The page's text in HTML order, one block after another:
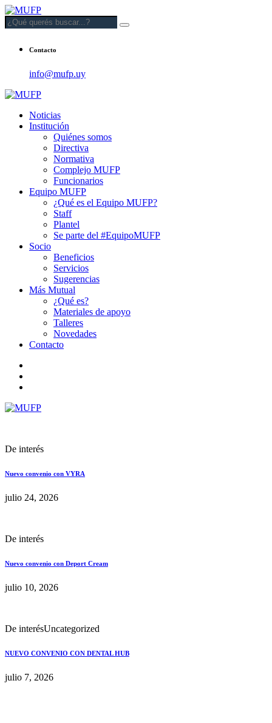
Contacto
info@mufp.uy
Noticias
Institución
Quiénes somos
Directiva
Normativa
Complejo MUFP
Funcionarios
Equipo MUFP
¿Qué es el Equipo MUFP?
Staff
Plantel
Se parte del #EquipoMUFP
Socio
Beneficios
Servicios
Sugerencias
Más Mutual
¿Qué es?
Materiales de apoyo
Talleres
Novedades
Contacto
De interés
Nuevo convenio con VYRA
julio 24, 2026
De interés
Nuevo convenio con Deport Cream
julio 10, 2026
De interésUncategorized
NUEVO CONVENIO CON DENTAL HUB
julio 7, 2026